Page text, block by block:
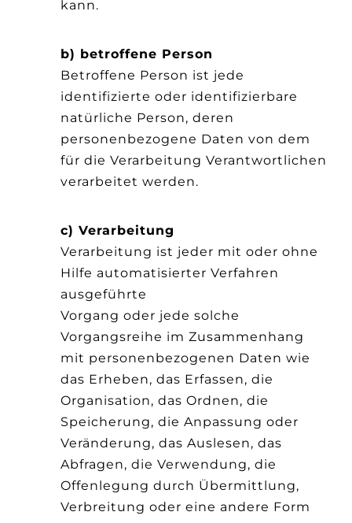
kann.
b) betroffene Person
Betroffene Person ist jede
identifizierte oder identifizierbare
natürliche Person, deren
personenbezogene Daten von dem
für die Verarbeitung Verantwortlichen
verarbeitet werden.
c) Verarbeitung
Verarbeitung ist jeder mit oder ohne
Hilfe automatisierter Verfahren
ausgeführte
Vorgang oder jede solche
Vorgangsreihe im Zusammenhang
mit personenbezogenen Daten wie
das Erheben, das Erfassen, die
Organisation, das Ordnen, die
Speicherung, die Anpassung oder
Veränderung, das Auslesen, das
Abfragen, die Verwendung, die
Offenlegung durch Übermittlung,
Verbreitung oder eine andere Form